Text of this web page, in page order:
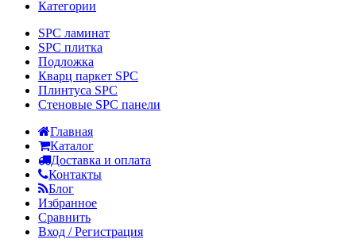
Категории
SPC ламинат
SPC плитка
Подложка
Кварц паркет SPC
Плинтуса SPC
Стеновые SPC панели
Главная
Каталог
Доставка и оплата
Контакты
Блог
Избранное
Сравнить
Вход / Регистрация